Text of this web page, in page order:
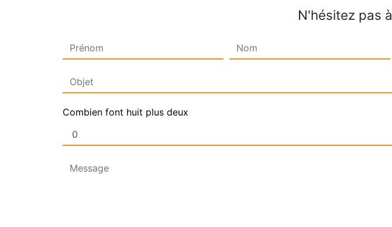
N'hésitez pas
Combien font huit plus deux